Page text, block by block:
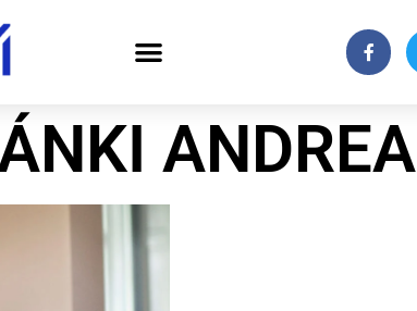
ANDREA